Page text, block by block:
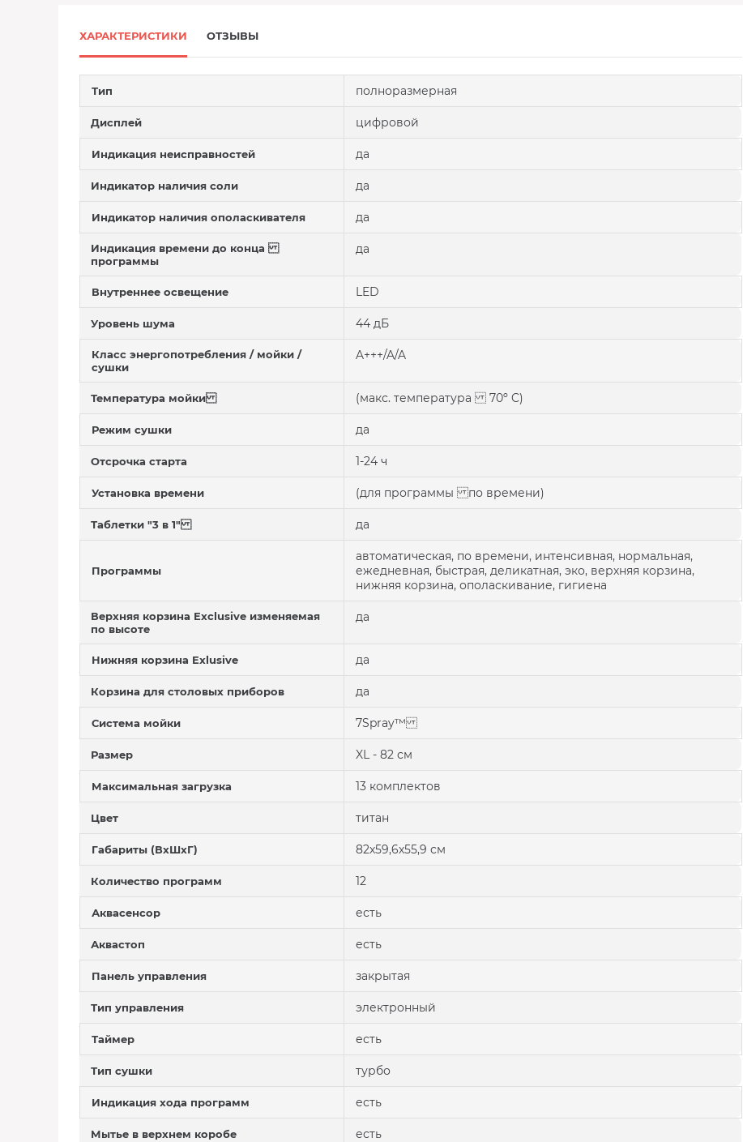
ХАРАКТЕРИСТИКИ ОТЗЫВЫ
Тип полноразмерная
Дисплей цифровой
Индикация неисправностей да
Индикатор наличия соли да
Индикатор наличия ополаскивателя да
Индикация времени до конца
программы
да
Внутреннее освещение LED
Уровень шума 44 дБ
Класс энергопотребления / мойки /
сушки
A+++/A/A
Температура мойки (макс. температура 70º C)
Режим сушки да
Отсрочка старта 1-24 ч
Установка времени (для программы по времени)
Таблетки "3 в 1" да
Программы
автоматическая, по времени, интенсивная, нормальная,
ежедневная, быстрая, деликатная, эко, верхняя корзина,
нижняя корзина, ополаскивание, гигиена
Верхняя корзина Exclusive изменяемая
по высоте
да
Нижняя корзина Exlusive да
Корзина для столовых приборов да
Система мойки 7Spray™
Размер XL - 82 см
Максимальная загрузка 13 комплектов
Цвет титан
Габариты (ВхШхГ) 82х59,6х55,9 см
Количество программ 12
Аквасенсор есть
Аквастоп есть
Панель управления закрытая
Тип управления электронный
Таймер есть
Тип сушки турбо
Индикация хода программ есть
Мытье в верхнем коробе есть